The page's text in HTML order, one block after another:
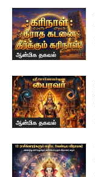
ஆன்மிக தகவல்
ஆன்மிக தகவல்